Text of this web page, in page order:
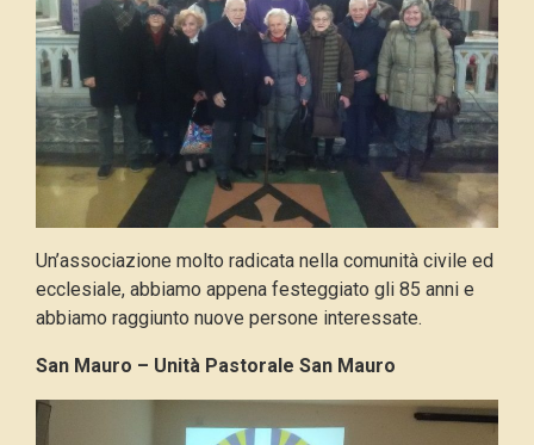
Un’associazione molto radicata nella comunità civile ed
ecclesiale, abbiamo appena festeggiato gli 85 anni e
abbiamo raggiunto nuove persone interessate.
San Mauro – Unità Pastorale San Mauro